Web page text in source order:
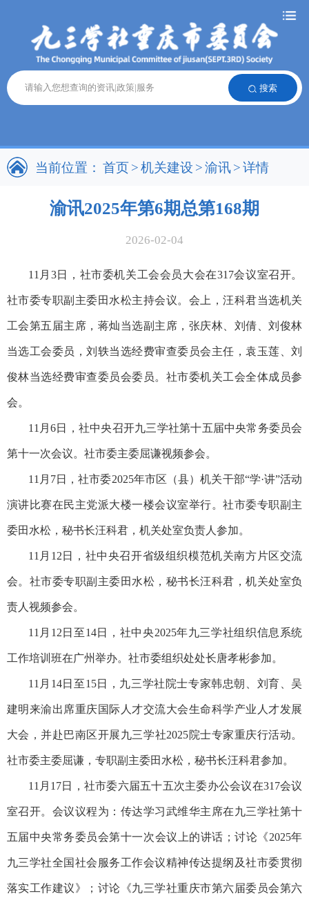
搜索
当前位置： 首页> 机关建设 > 渝讯> 详情
渝讯2025年第6期总第168期
2026-02-04
11月3日，社市委机关工会会员大会在317会议室召开。
社市委专职副主委田水松主持会议。会上，汪科君当选机关
工会第五届主席，蒋灿当选副主席，张庆林、刘倩、刘俊林
当选工会委员，刘轶当选经费审查委员会主任，袁玉莲、刘
俊林当选经费审查委员会委员。社市委机关工会全体成员参
会。
11月6日，社中央召开九三学社第十五届中央常务委员会
第十一次会议。社市委主委屈谦视频参会。
11月7日，社市委2025年市区（县）机关干部“学·讲”活动
演讲比赛在民主党派大楼一楼会议室举行。社市委专职副主
委田水松，秘书长汪科君，机关处室负责人参加。
11月12日，社中央召开省级组织模范机关南方片区交流
会。社市委专职副主委田水松，秘书长汪科君，机关处室负
责人视频参会。
11月12日至14日，社中央2025年九三学社组织信息系统
工作培训班在广州举办。社市委组织处处长唐孝彬参加。
11月14日至15日，九三学社院士专家韩忠朝、刘育、吴
建明来渝出席重庆国际人才交流大会生命科学产业人才发展
大会，并赴巴南区开展九三学社2025院士专家重庆行活动。
社市委主委屈谦，专职副主委田水松，秘书长汪科君参加。
11月17日，社市委六届五十五次主委办公会议在317会议
室召开。会议议程为：传达学习武维华主席在九三学社第十
五届中央常务委员会第十一次会议上的讲话；讨论《2025年
九三学社全国社会服务工作会议精神传达提纲及社市委贯彻
落实工作建议》；讨论《九三学社重庆市第六届委员会第六